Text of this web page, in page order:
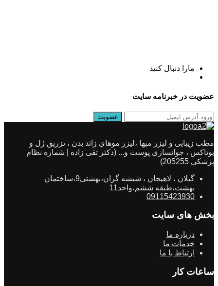
مارا دنبال کنید
عضویت در خبرنامه سایت
مطب زیبایی و لیزر میها ،لیزر موهای زائد بدن ، تزریق ژل و
بوتاکس ، جوانسازی پوست و... (دکتر تقی زاده | شماره نظام
پزشکی 205255)
گیلان ، لاهیجان ، شیشه گران،بهشتی9،ساختمان
بهشت،طبقه ششم،واحد11
09115423930
بخش های سایت
درباره ما
خدمات ما
ارتباط با ما
ساعات کار